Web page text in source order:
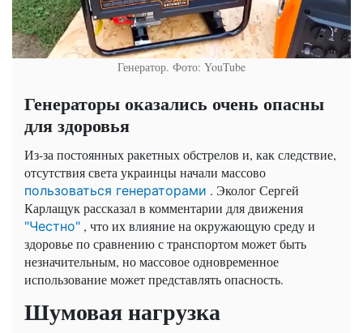
Генератор. Фото: YouTube
Генераторы оказались очень опасны
для здоровья
Из-за постоянных ракетных обстрелов и, как следствие,
отсутствия света украинцы начали массово
пользоваться генераторами . Эколог Сергей
Карлащук рассказал в комментарии для движения
"Честно" , что их влияние на окружающую среду и
здоровье по сравнению с транспортом может быть
незначительным, но массовое одновременное
использование может представлять опасность.
Шумовая нагрузка